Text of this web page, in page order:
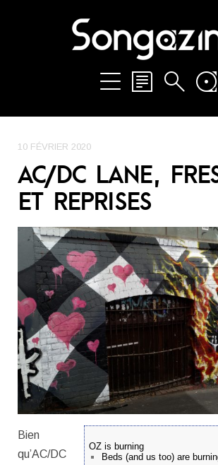
10 FÉVRIER 2020
AC/DC LANE,
ET REPRISES
OZ is burning
Beds (and us too) are
Bien
qu’AC/DC